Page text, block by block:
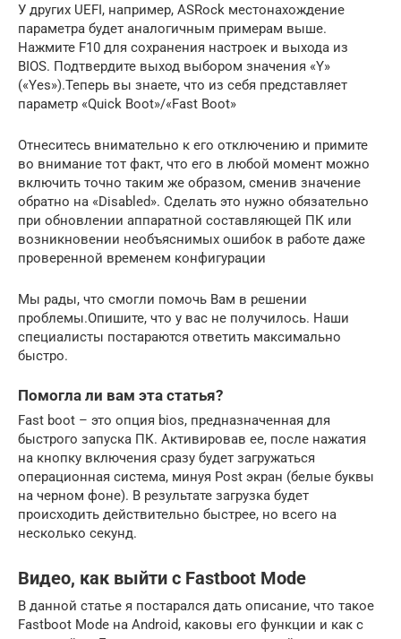
У других UEFI, например, ASRock местонахождение
параметра будет аналогичным примерам выше.
Нажмите F10 для сохранения настроек и выхода из
BIOS. Подтвердите выход выбором значения «Y»
(«Yes»).Теперь вы знаете, что из себя представляет
параметр «Quick Boot»/«Fast Boot»
Отнеситесь внимательно к его отключению и примите
во внимание тот факт, что его в любой момент можно
включить точно таким же образом, сменив значение
обратно на «Disabled». Сделать это нужно обязательно
при обновлении аппаратной составляющей ПК или
возникновении необъяснимых ошибок в работе даже
проверенной временем конфигурации
Мы рады, что смогли помочь Вам в решении
проблемы.Опишите, что у вас не получилось. Наши
специалисты постараются ответить максимально
быстро.
Помогла ли вам эта статья?
Fast boot – это опция bios, предназначенная для
быстрого запуска ПК. Активировав ее, после нажатия
на кнопку включения сразу будет загружаться
операционная система, минуя Post экран (белые буквы
на черном фоне). В результате загрузка будет
происходить действительно быстрее, но всего на
несколько секунд.
Видео, как выйти с Fastboot Mode
В данной статье я постарался дать описание, что такое
Fastboot Mode на Android, каковы его функции и как с